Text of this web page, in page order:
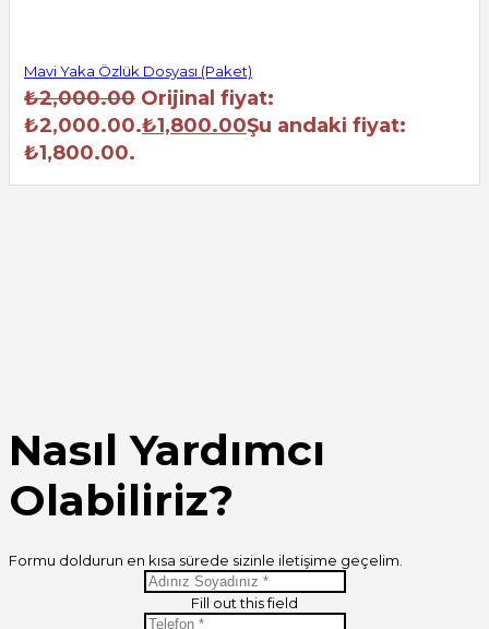
Mavi Yaka Özlük Dosyası (Paket)
₺2,000.00 Orijinal fiyat:
₺2,000.00.₺1,800.00Şu andaki fiyat:
₺1,800.00.
Nasıl Yardımcı
Olabiliriz?
Formu doldurun en kısa sürede sizinle iletişime geçelim.
Fill out this field